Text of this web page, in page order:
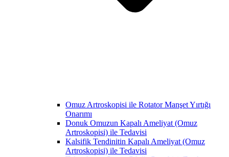
Omuz Artroskopisi ile Rotator Manşet Yırtığı
Onarımı
Donuk Omuzun Kapalı Ameliyat (Omuz
Artroskopisi) ile Tedavisi
Kalsifik Tendinitin Kapalı Ameliyat (Omuz
Artroskopisi) ile Tedavisi